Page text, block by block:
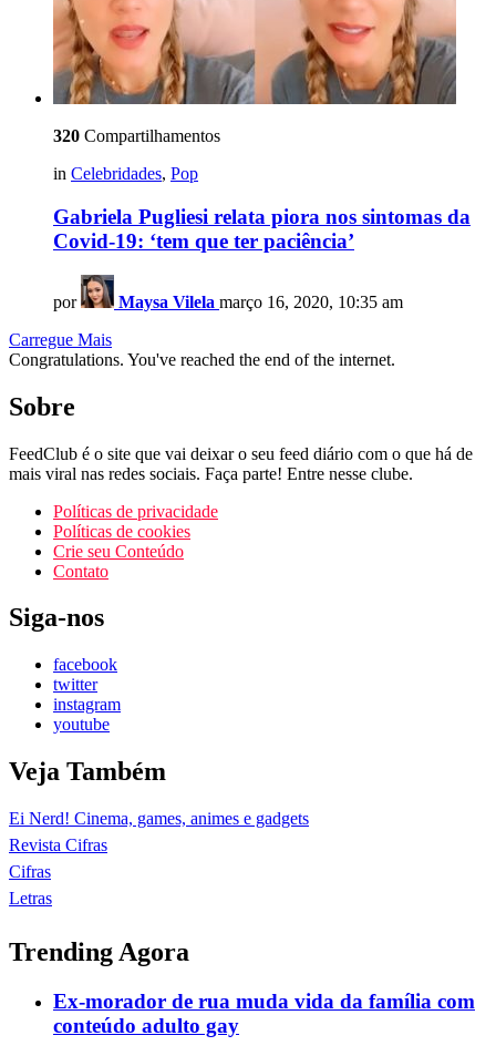
320 Compartilhamentos
in Celebridades, Pop
Gabriela Pugliesi relata piora nos sintomas da
Covid-19: ‘tem que ter paciência’
por Maysa Vilela março 16, 2020, 10:35 am
Carregue Mais
Congratulations. You've reached the end of the internet.
Sobre
FeedClub é o site que vai deixar o seu feed diário com o que há de
mais viral nas redes sociais. Faça parte! Entre nesse clube.
Políticas de privacidade
Políticas de cookies
Crie seu Conteúdo
Contato
Siga-nos
facebook
twitter
instagram
youtube
Veja Também
Ei Nerd! Cinema, games, animes e gadgets
Revista Cifras
Cifras
Letras
Trending Agora
Ex-morador de rua muda vida da família com
conteúdo adulto gay